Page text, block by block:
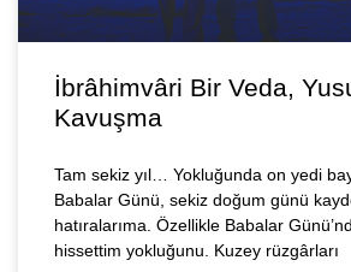
İbrâhimvâri Bir Veda,
Kavuşma
Tam sekiz yıl… Yokluğunda on yedi
Babalar Günü, sekiz doğum günü
hatıralarıma. Özellikle Babalar
hissettim yokluğunu. Kuzey rüzgârları